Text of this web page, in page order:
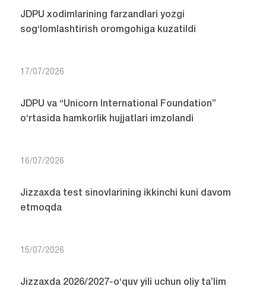
JDPU xodimlarining farzandlari yozgi
sog‘lomlashtirish oromgohiga kuzatildi
17/07/2026
JDPU va “Unicorn International Foundation”
o‘rtasida hamkorlik hujjatlari imzolandi
16/07/2026
Jizzaxda test sinovlarining ikkinchi kuni davom
etmoqda
15/07/2026
Jizzaxda 2026/2027-o‘quv yili uchun oliy ta’lim